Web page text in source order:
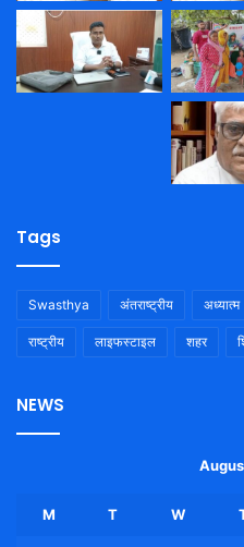
Tags
Swasthya अंतराष्ट्रीय अध्यात्म
राष्ट्रीय लाइफस्टाइल शहर
NEWS
M T W